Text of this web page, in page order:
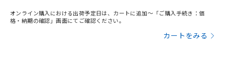
オンライン購入における出荷予定日は、カートに追加～「ご購入手続き：価
格・納期の確認」画面にてご確認ください。
カートをみる